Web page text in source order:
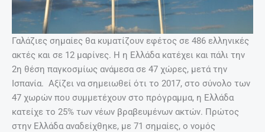
Γαλάζιες σημαίες θα κυματίζουν εφέτος σε 486 ελληνικές
ακτές και σε 12 μαρίνες. Η η Ελλάδα κατέχει και πάλι την
2η θέση παγκοσμίως ανάμεσα σε 47 χώρες, μετά την
Ισπανία. Αξίζει να σημειωθεί ότι το 2017, στο σύνολο των
47 χωρών που συμμετέχουν στο πρόγραμμα, η Ελλάδα
κατείχε το 25% των νέων βραβευμένων ακτών. Πρώτος
στην Ελλάδα αναδείχθηκε, με 71 σημαίες, ο νομός